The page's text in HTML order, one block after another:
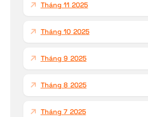
Tháng 11 2025
Tháng 10 2025
Tháng 9 2025
Tháng 8 2025
Tháng 7 2025